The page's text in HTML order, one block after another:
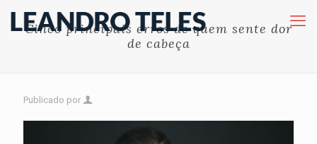
Cinco principais erros de quem sente dor
de cabeça
Publicado por